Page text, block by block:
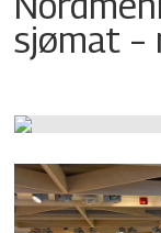
sjømat –